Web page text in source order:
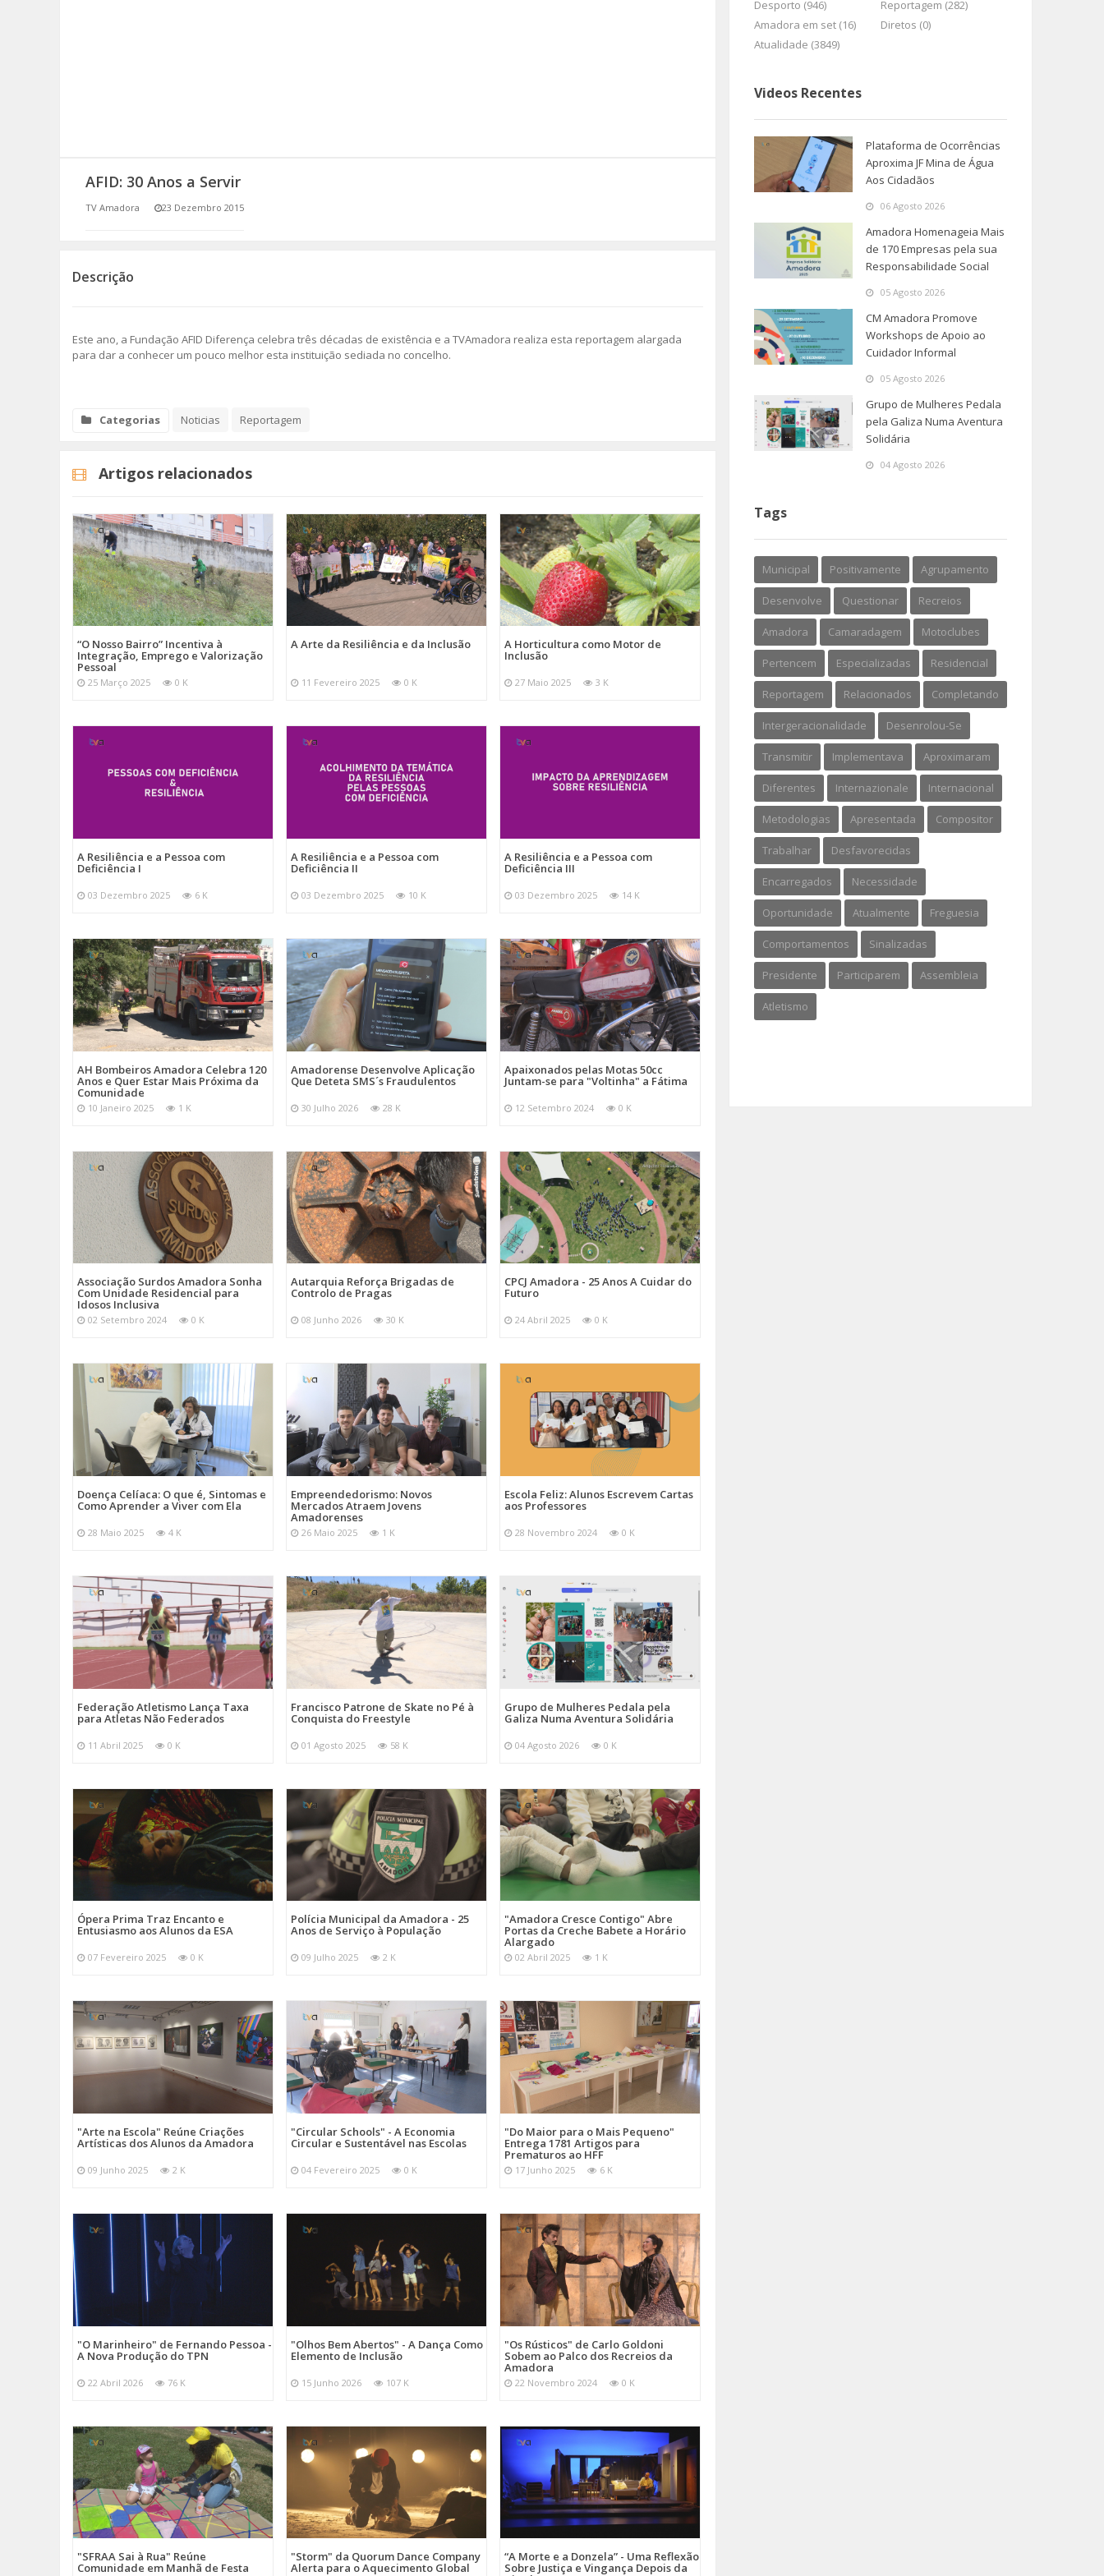
(RE) PENSAMENTOS
AFID: 30 Anos a Servir
TV Amadora 23 Dezembro 2015
Descrição
Este ano, a Fundação AFID Diferença celebra três décadas de existência e a TVAmadora realiza esta reportagem alargada
para dar a conhecer um pouco melhor esta instituição sediada no concelho.
Categorias Noticias Reportagem
Artigos relacionados
“O Nosso Bairro” Incentiva à
Integração, Emprego e Valorização
Pessoal
25 Março 2025 0 K
A Arte da Resiliência e da Inclusão
11 Fevereiro 2025 0 K
A Horticultura como Motor de
Inclusão
27 Maio 2025 3 K
A Resiliência e a Pessoa com
Deficiência I
03 Dezembro 2025 6 K
A Resiliência e a Pessoa com
Deficiência II
03 Dezembro 2025 10 K
A Resiliência e a Pessoa com
Deficiência III
03 Dezembro 2025 14 K
AH Bombeiros Amadora Celebra 120
Anos e Quer Estar Mais Próxima da
Comunidade
10 Janeiro 2025 1 K
Amadorense Desenvolve Aplicação
Que Deteta SMS´s Fraudulentos
30 Julho 2026 28 K
Apaixonados pelas Motas 50cc
Juntam-se para "Voltinha" a Fátima
12 Setembro 2024 0 K
Associação Surdos Amadora Sonha
Com Unidade Residencial para
Idosos Inclusiva
02 Setembro 2024 0 K
Autarquia Reforça Brigadas de
Controlo de Pragas
08 Junho 2026 30 K
CPCJ Amadora - 25 Anos A Cuidar do
Futuro
24 Abril 2025 0 K
Doença Celíaca: O que é, Sintomas e
Como Aprender a Viver com Ela
28 Maio 2025 4 K
Empreendedorismo: Novos
Mercados Atraem Jovens
Amadorenses
26 Maio 2025 1 K
Escola Feliz: Alunos Escrevem Cartas
aos Professores
28 Novembro 2024 0 K
Federação Atletismo Lança Taxa
para Atletas Não Federados
11 Abril 2025 0 K
Francisco Patrone de Skate no Pé à
Conquista do Freestyle
01 Agosto 2025 58 K
Grupo de Mulheres Pedala pela
Galiza Numa Aventura Solidária
04 Agosto 2026 0 K
Ópera Prima Traz Encanto e
Entusiasmo aos Alunos da ESA
07 Fevereiro 2025 0 K
Polícia Municipal da Amadora - 25
Anos de Serviço à População
09 Julho 2025 2 K
"Amadora Cresce Contigo" Abre
Portas da Creche Babete a Horário
Alargado
02 Abril 2025 1 K
"Arte na Escola" Reúne Criações
Artísticas dos Alunos da Amadora
09 Junho 2025 2 K
"Circular Schools" - A Economia
Circular e Sustentável nas Escolas
04 Fevereiro 2025 0 K
"Do Maior para o Mais Pequeno"
Entrega 1781 Artigos para
Prematuros ao HFF
17 Junho 2025 6 K
"O Marinheiro" de Fernando Pessoa -
A Nova Produção do TPN
22 Abril 2026 76 K
"Olhos Bem Abertos" - A Dança Como
Elemento de Inclusão
15 Junho 2026 107 K
"Os Rústicos" de Carlo Goldoni
Sobem ao Palco dos Recreios da
Amadora
22 Novembro 2024 0 K
"SFRAA Sai à Rua" Reúne
Comunidade em Manhã de Festa
"Storm" da Quorum Dance Company
Alerta para o Aquecimento Global
“A Morte e a Donzela” - Uma Reflexão
Sobre Justiça e Vingança Depois da
Desporto (946)
Reportagem (282)
Amadora em set (16)
Diretos (0)
Atualidade (3849)
Videos Recentes
Plataforma de Ocorrências
Aproxima JF Mina de Água
Aos Cidadãos
06 Agosto 2026
Amadora Homenageia Mais
de 170 Empresas pela sua
Responsabilidade Social
05 Agosto 2026
CM Amadora Promove
Workshops de Apoio ao
Cuidador Informal
05 Agosto 2026
Grupo de Mulheres Pedala
pela Galiza Numa Aventura
Solidária
04 Agosto 2026
Tags
Municipal Positivamente Agrupamento
Desenvolve Questionar Recreios
Amadora Camaradagem Motoclubes
Pertencem Especializadas Residencial
Reportagem Relacionados Completando
Intergeracionalidade Desenrolou-Se
Transmitir Implementava Aproximaram
Diferentes Internazionale Internacional
Metodologias Apresentada Compositor
Trabalhar Desfavorecidas
Encarregados Necessidade
Oportunidade Atualmente Freguesia
Comportamentos Sinalizadas
Presidente Participarem Assembleia
Atletismo